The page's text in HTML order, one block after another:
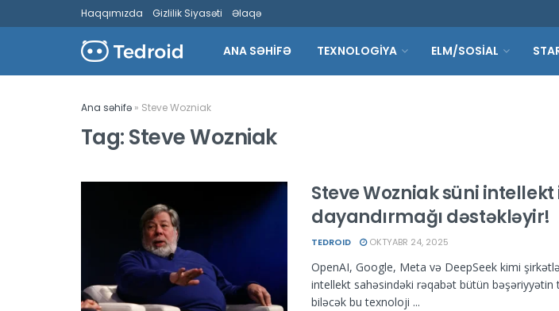
Haqqımızda Gizlilik Siyasəti Əlaqə
ANA SƏHİFƏ TEXNOLOGİYA ELM/SOSİAL
Ana səhifə » Steve Wozniak
Tag:Steve Wozniak
Steve Wozniak süni intellekt
dayandırmağı dəstəkləyir!
TEDROID OKTYABR 24, 2025
OpenAI, Google, Meta və DeepSeek kimi
intellekt sahəsindəki rəqabət bütün bəşəriyyətin
biləcək bu texnoloji ...